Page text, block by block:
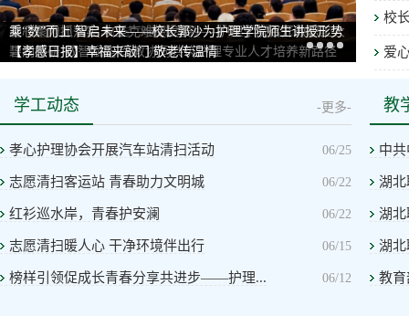
栀子花开颂别离，白衣为甲赴新程——护理学院2026届毕业
生毕业典礼顺利举行
凝心聚力抓落实 攻坚克难促发展——护理学院召开教职工大
会
乘“数”而上 智启未来——校长郭沙为护理学院师生讲授形势
与政策课
碧润教研·数智赋能 医教协同共筑护理专业人才培养新路径
【孝感日报】幸福来敲门 敬老传温情
校
爱
学工动态 -更多-
06/25
孝心护理协会开展汽车站清扫活动
06/22
志愿清扫客运站 青春助力文明城
06/22
红衫巡水岸，青春护安澜
06/15
志愿清扫暖人心 干净环境伴出行
06/12
榜样引领促成长青春分享共进步——护理...
教
中
湖北
湖北
湖北
教育